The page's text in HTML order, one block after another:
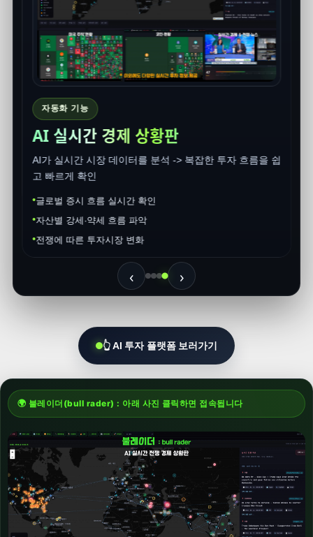
BULL
퀀트프로 : AI가 찾아주는 투자 기회
AI 기반 차트 분석부터 실시간 시장 이슈까지, 투자에 필
요한 핵심 정보를 한 번에 제공합니다.
AI 차트 자동 분석 및 추세 타이밍 제공
불레이더: 전쟁·경제 흐름 실시간 시각화
실시간 투자 이슈 및 뉴스 큐레이션
‹ ›
👆 AI 투자 플랫폼 보러가기
🌍 불레이더(bull rader) : 아래 사진 클릭하면 접속됩니다